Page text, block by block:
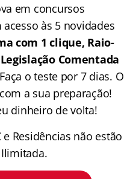
em concursos
às 5 novidades
com 1 clique, Raio-
Comentada
o teste por 7 dias. O
a sua preparação!
dinheiro de volta!
Residências não estão